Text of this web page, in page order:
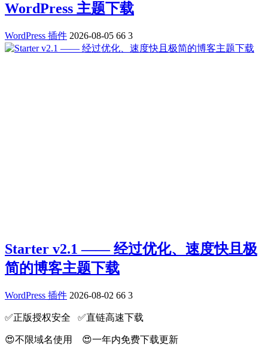
WordPress 主题下载
WordPress 插件 2026-08-05 66 3
Starter v2.1 —— 经过优化、速度快且极
简的博客主题下载
WordPress 插件 2026-08-02 66 3
✅️正版授权安全 ✅️直链高速下载
😍不限域名使用 😍一年内免费下载更新